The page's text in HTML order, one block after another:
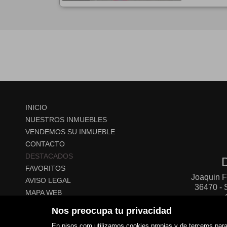
Nos preocupa tu privacidad
INICIO
NUESTROS INMUEBLES
VENDEMOS SU INMUEBLE
CONTACTO
DESTACADOS
FAVORITOS
AVISO LEGAL
MAPA WEB
Joaquin
36470 -